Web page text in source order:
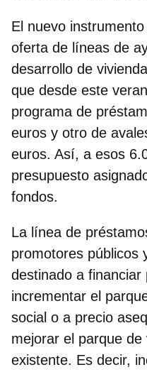
El nuevo
oferta de líneas de
desarrollo de
que desde este
programa de
euros y otro de
euros. Así, a esos
presupuesto
fondos.
La línea de
promotores públicos
destinado a
incrementar el
social o a precio
mejorar el parque de
existente. Es decir,